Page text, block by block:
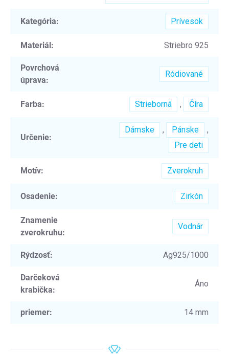
Kategória: Prívesok
Materiál: Striebro 925
Povrchová
úprava:
Ródiované
Farba: Strieborná , Číra
Určenie:
Dámske , Pánske
,
Pre deti
Motív: Zverokruh
Osadenie: Zirkón
Znamenie
zverokruhu:
Vodnár
Rýdzosť: Ag925/1000
Darčeková
krabička:
Áno
priemer: 14 mm